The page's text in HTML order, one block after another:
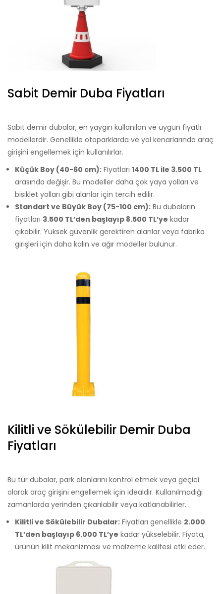
Sabit Demir Duba Fiyatları
Sabit demir dubalar, en yaygın kullanılan ve uygun fiyatlı
modellerdir. Genellikle otoparklarda ve yol kenarlarında araç
girişini engellemek için kullanılırlar.
Küçük Boy (40-60 cm): Fiyatları 1400 TL ile 3.500 TL
arasında değişir. Bu modeller daha çok yaya yolları ve
bisiklet yolları gibi alanlar için tercih edilir.
Standart ve Büyük Boy (75-100 cm): Bu dubaların
fiyatları 3.500 TL’den başlayıp 8.500 TL’ye kadar
çıkabilir. Yüksek güvenlik gerektiren alanlar veya fabrika
girişleri için daha kalın ve ağır modeller bulunur.
Kilitli ve Sökülebilir Demir Duba
Fiyatları
Bu tür dubalar, park alanlarını kontrol etmek veya geçici
olarak araç girişini engellemek için idealdir. Kullanılmadığı
zamanlarda yerinden çıkarılabilir veya katlanabilirler.
Kilitli ve Sökülebilir Dubalar: Fiyatları genellikle 2.000
TL’den başlayıp 6.000 TL’ye kadar yükselebilir. Fiyata,
ürünün kilit mekanizması ve malzeme kalitesi etki eder.